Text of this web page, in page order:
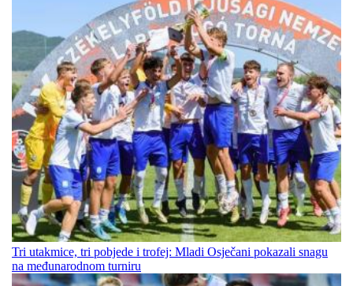
Tri utakmice, tri pobjede i trofej: Mladi Osječani pokazali snagu
na međunarodnom turniru